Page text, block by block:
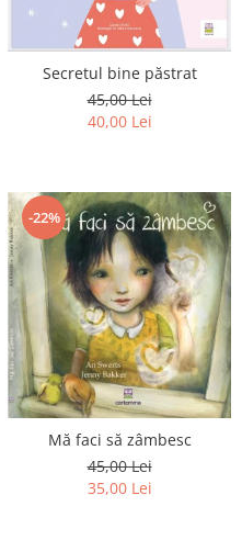
Secretul bine păstrat
45,00 Lei
40,00 Lei
-22%
Mă faci să zâmbesc
45,00 Lei
35,00 Lei